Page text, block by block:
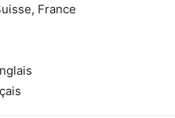
France